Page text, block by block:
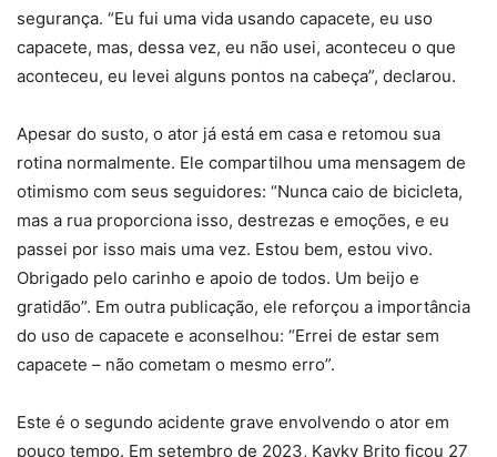
segurança. “Eu fui uma vida usando capacete, eu uso
capacete, mas, dessa vez, eu não usei, aconteceu o que
aconteceu, eu levei alguns pontos na cabeça”, declarou.
Apesar do susto, o ator já está em casa e retomou sua
rotina normalmente. Ele compartilhou uma mensagem de
otimismo com seus seguidores: “Nunca caio de bicicleta,
mas a rua proporciona isso, destrezas e emoções, e eu
passei por isso mais uma vez. Estou bem, estou vivo.
Obrigado pelo carinho e apoio de todos. Um beijo e
gratidão”. Em outra publicação, ele reforçou a importância
do uso de capacete e aconselhou: “Errei de estar sem
capacete – não cometam o mesmo erro”.
Este é o segundo acidente grave envolvendo o ator em
pouco tempo. Em setembro de 2023, Kayky Brito ficou 27